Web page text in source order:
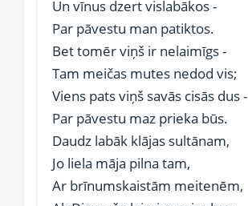
Un vīnus dzert vislabākos -
Par pāvestu man patiktos.
Bet tomēr viņš ir nelaimīgs -
Tam meičas mutes nedod vis;
Viens pats viņš savās cisās dus -
Par pāvestu maz prieka būs.
Daudz labāk klājas sultānam,
Jo liela māja pilna tam,
Ar brīnumskaistām meitenēm,